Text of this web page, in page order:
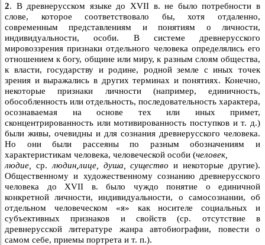
2. В древнерусском языке до XVII в. не было потребности в
слове, которое соответствовало бы, хотя отдаленно,
современным представлениям и понятиям о личности,
индивидуальности, особи. В системе древнерусского
мировоззрения признаки отдельного человека определялись его
отношением к богу, общине или миру, к разным слоям общества,
к власти, государству и родине, родной земле с иных точек
зрения и выражались в других терминах и понятиях. Конечно,
некоторые признаки личности (например, единичность,
обособленность или отдельность, последовательность характера,
осознаваемая на основе тех или иных примет,
сконцентрированность или мотивированность поступков и т. д.)
были живы, очевидны и для сознания древнерусского человека.
Но они были рассеяны по разным обозначениям и
характеристикам человека, человеческой особи (человек,
людие, ср. людин,лице, душа, существо и некоторые другие).
Общественному и художественному сознанию древнерусского
человека до XVII в. было чуждо понятие о единичной
конкретной личности, индивидуальности, о самосознании, об
отдельном человеческом «я» как носителе социальных и
субъективных признаков и свойств (ср. отсутствие в
древнерусской литературе жанра автобиографии, повести о
самом себе, приемы портрета и т. п.).